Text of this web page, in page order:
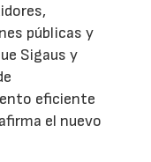
públicas y
Sigaus y
eficiente
el nuevo